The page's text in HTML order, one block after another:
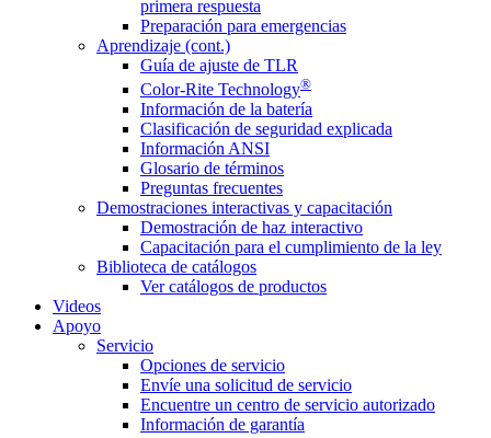
primera respuesta
Preparación para emergencias
Aprendizaje (cont.)
Guía de ajuste de TLR
Color-Rite Technology®
Información de la batería
Clasificación de seguridad explicada
Información ANSI
Glosario de términos
Preguntas frecuentes
Demostraciones interactivas y capacitación
Demostración de haz interactivo
Capacitación para el cumplimiento de la ley
Biblioteca de catálogos
Ver catálogos de productos
Videos
Apoyo
Servicio
Opciones de servicio
Envíe una solicitud de servicio
Encuentre un centro de servicio autorizado
Información de garantía